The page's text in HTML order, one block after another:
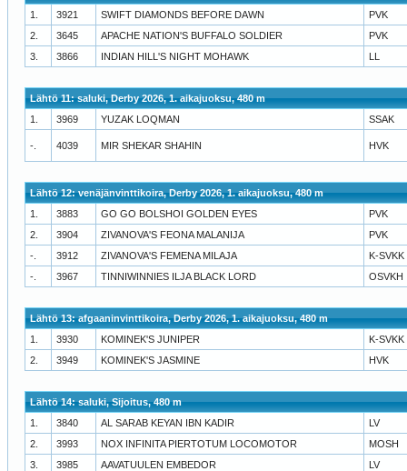
1.
3921 SWIFT DIAMONDS BEFORE DAWN
PVK
2.
3645 APACHE NATION'S BUFFALO SOLDIER
PVK
3.
3866 INDIAN HILL'S NIGHT MOHAWK LL
Lähtö 11: saluki, Derby 2026, 1. aikajuoksu, 480 m
1.
3969 YUZAK LOQMAN SSAK
-. 4039 MIR SHEKAR SHAHIN HVK
Lähtö 12: venäjänvinttikoira, Derby 2026, 1. aikajuoksu, 480 m
1.
3883 GO GO BOLSHOI GOLDEN EYES
PVK
2.
3904 ZIVANOVA'S FEONA MALANIJA
PVK
-.
3912 ZIVANOVA'S FEMENA MILAJA
K-SVKK
-.
3967 TINNIWINNIES ILJA BLACK LORD OSVKH
Lähtö 13: afgaaninvinttikoira, Derby 2026, 1. aikajuoksu, 480 m
1.
3930 KOMINEK'S JUNIPER
K-SVKK
2.
3949 KOMINEK'S JASMINE HVK
Lähtö 14: saluki, Sijoitus, 480 m
1.
3840 AL SARAB KEYAN IBN KADIR
LV
2.
3993 NOX INFINITA PIERTOTUM LOCOMOTOR
MOSH
3.
3985 AAVATUULEN EMBEDOR LV